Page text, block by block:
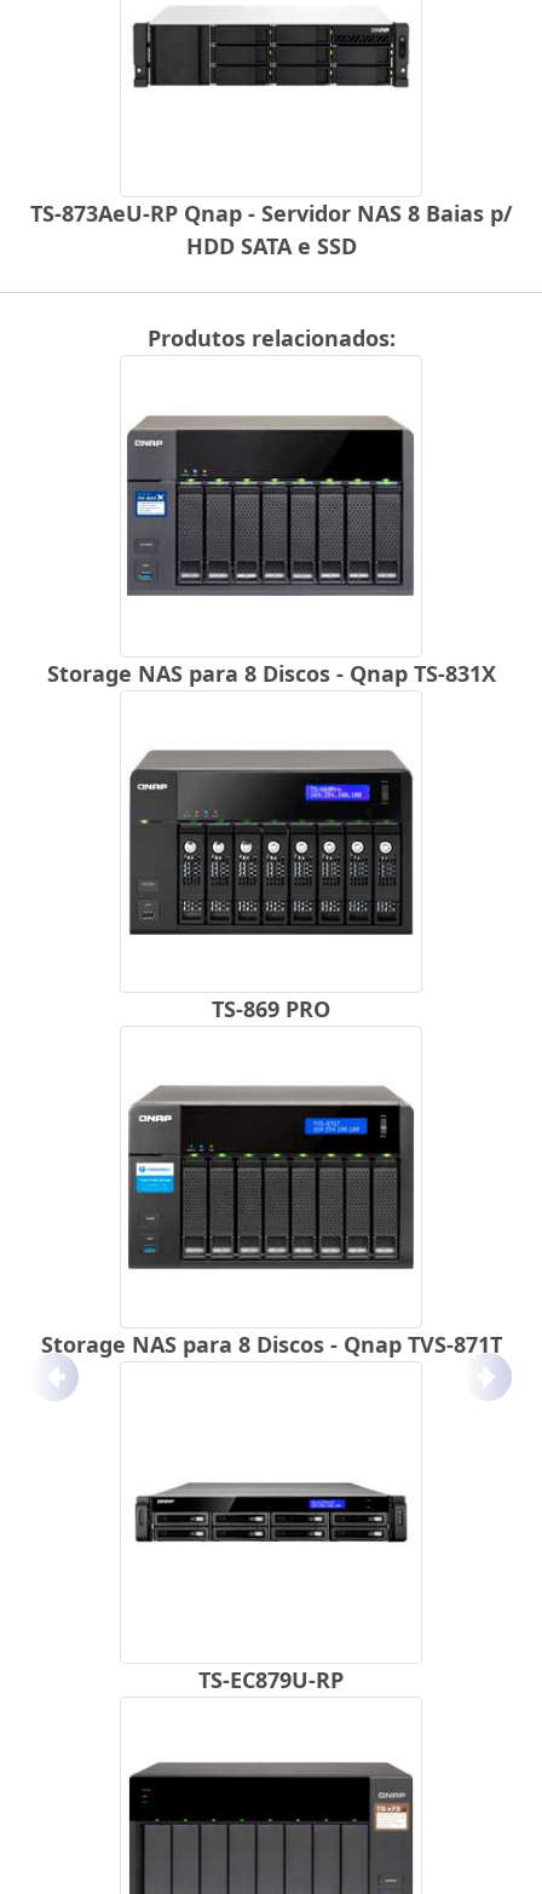
TS-873AeU-RP Qnap - Servidor NAS 8 Baias p/
HDD SATA e SSD
Produtos relacionados:
Storage NAS para 8 Discos - Qnap TS-831X
TS-869 PRO
Storage NAS para 8 Discos - Qnap TVS-871T
TS-EC879U-RP
Anterior